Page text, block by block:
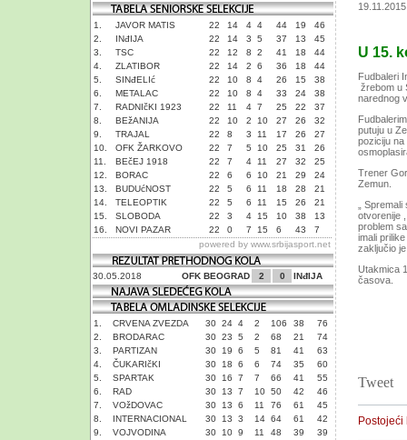
1. JAVOR MATIS 22 14 4 4 44 19
46
2.
INđIJA 22 14 3 5 37 13
45
3.
TSC 22 12 8 2 41 18
44
4.
ZLATIBOR 22 14 2 6 36 18
44
5.
SINđELIć 22 10 8 4 26 15
38
6.
METALAC 22 10 8 4 33 24
38
7.
RADNIčKI 1923 22 11 4 7 25 22
37
8.
BEžANIJA 22 10 2 10 27 26
32
9.
TRAJAL 22 8 3 11 17 26
27
10.
OFK ŽARKOVO 22 7 5 10 25 31
26
11.
BEčEJ 1918 22 7 4 11 27 32
25
12.
BORAC 22 6 6 10 21 29
24
13.
BUDUćNOST 22 5 6 11 18 28
21
14.
TELEOPTIK 22 5 6 11 15 26
21
15.
SLOBODA 22 3 4 15 10 38
13
16.
NOVI PAZAR 22 0 7 15 6 43
7
powered by www.srbijasport.net
30.05.2018 OFK BEOGRAD 2 0 INđIJA
1. CRVENA ZVEZDA 30 24 4 2 106 38
76
2.
BRODARAC 30 23 5 2 68 21
74
3.
PARTIZAN 30 19 6 5 81 41
63
4.
ČUKARIčKI 30 18 6 6 74 35
60
5.
SPARTAK 30 16 7 7 66 41
55
6.
RAD 30 13 7 10 50 42
46
7.
VOžDOVAC 30 13 6 11 76 61
45
8.
INTERNACIONAL 30 13 3 14 64 61
42
9.
VOJVODINA 30 10 9 11 48 39
39
19.11.2015
U 15.
Fudbaleri
žrebom u
narednog
putuju u
poziciju na
Trener
Zemun.
„
otvorenije
problem
imali
zaključio
Utakmica
časova.
Tweet
Postojeći